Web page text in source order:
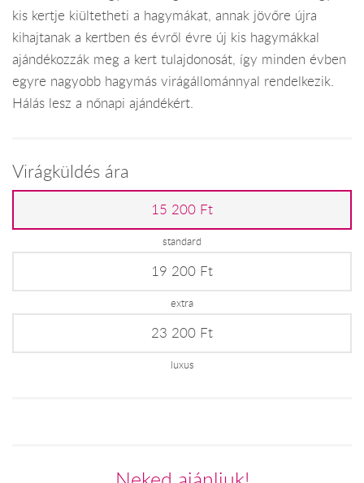
kis kertje kiültetheti a hagymákat, annak jövőre újra
kihajtanak a kertben és évről évre új kis hagymákkal
ajándékozzák meg a kert tulajdonosát, így minden évben
egyre nagyobb hagymás virágállománnyal rendelkezik.
Hálás lesz a nőnapi ajándékért.
Virágküldés ára
15 200 Ft
standard
19 200 Ft
extra
23 200 Ft
luxus